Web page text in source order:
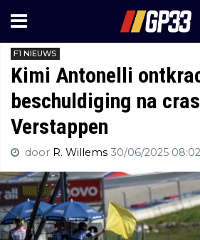
F1 NIEUWS
Kimi Antonelli
beschuldiging na
Verstappen
door R. Willems 30/06/2025 08:02